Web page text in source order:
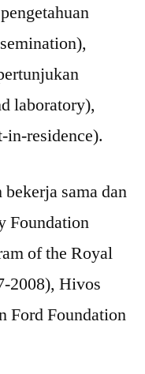
laboratory),
in-residence).
sama dan
Foundation
of the Royal
2008), Hivos
Ford Foundation